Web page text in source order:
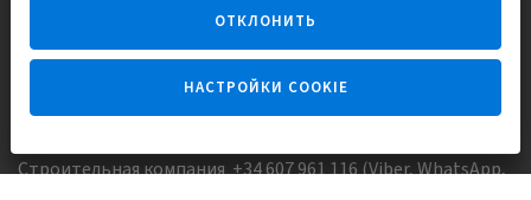
Задайте вопрос
Строительная компания +34 607 961 116 (Viber, WhatsApp,
ОТКЛОНИТЬ
НАСТРОЙКИ COOKIE